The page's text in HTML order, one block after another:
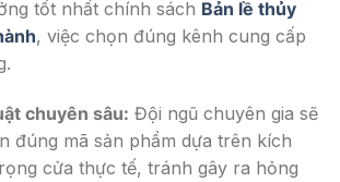
tốt nhất chính sách Bản lề thủy
, việc chọn đúng kênh cung cấp
chuyên sâu: Đội ngũ chuyên gia sẽ
đúng mã sản phẩm dựa trên kích
cửa thực tế, tránh gây ra hỏng